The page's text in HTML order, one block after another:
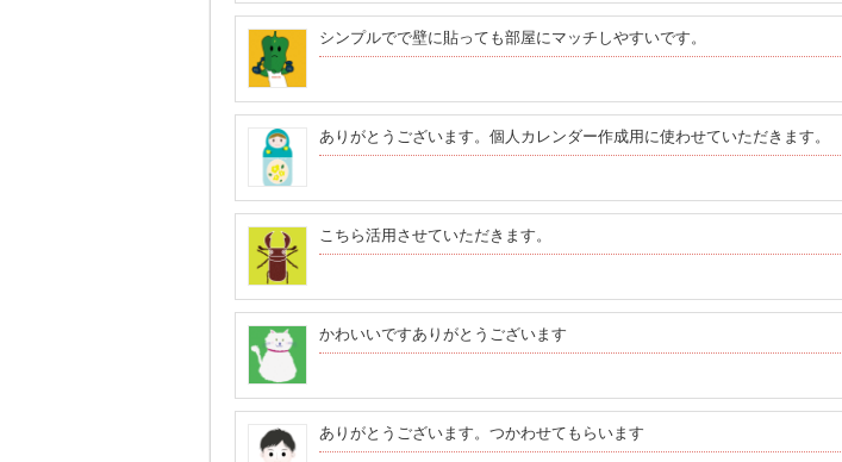
シンプルでで壁に貼っても部屋にマッチしやすいです。
ありがとうございます。個人カレンダー作成用に使わせていただきます。
こちら活用させていただきます。
かわいいですありがとうございます
ありがとうございます。つかわせてもらいます